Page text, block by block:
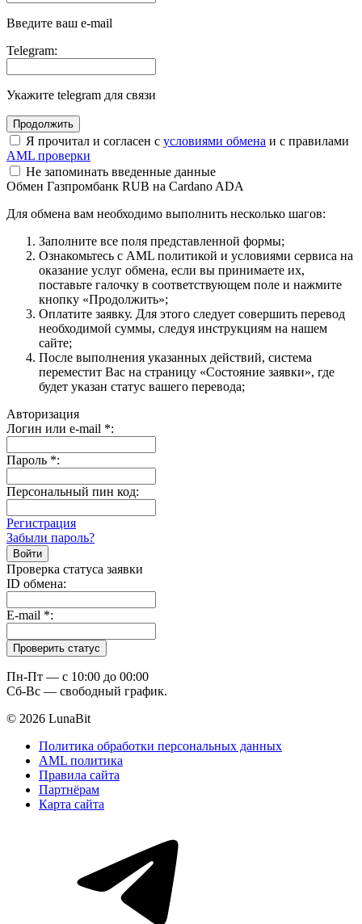
Введите ваш e-mail
Telegram:
Укажите telegram для связи
Я прочитал и согласен с условиями обмена и с правилами
AML проверки
Не запоминать введенные данные
Обмен Газпромбанк RUB на Cardano ADA
Для обмена вам необходимо выполнить несколько шагов:
Заполните все поля представленной формы;
Ознакомьтесь с AML политикой и условиями сервиса на
оказание услуг обмена, если вы принимаете их,
поставьте галочку в соответствующем поле и нажмите
кнопку «Продолжить»;
Оплатите заявку. Для этого следует совершить перевод
необходимой суммы, следуя инструкциям на нашем
сайте;
После выполнения указанных действий, система
переместит Вас на страницу «Состояние заявки», где
будет указан статус вашего перевода;
Авторизация
Логин или e-mail *:
Пароль *:
Персональный пин код:
Регистрация
Забыли пароль?
Проверка статуса заявки
ID обмена:
E-mail *:
Пн-Пт — c 10:00 до 00:00
Сб-Вс — свободный график.
© 2026 LunaBit
Политика обработки персональных данных
AML политика
Правила сайта
Партнёрам
Карта сайта